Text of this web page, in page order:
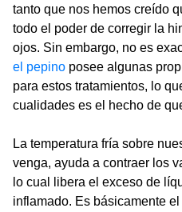
tanto que nos hemos creído
todo el poder de corregir la
ojos. Sin embargo, no es
el pepino posee algunas
para estos tratamientos, lo
cualidades es el hecho de
La temperatura fría sobre
venga, ayuda a contraer los
lo cual libera el exceso de
inflamado. Es básicamente